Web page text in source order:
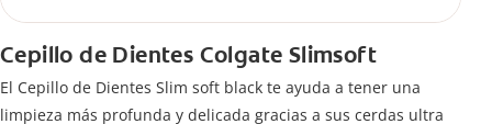
Cepillo de Dientes Colgate Slimsoft
El Cepillo de Dientes Slim soft black te ayuda a tener una
limpieza más profunda y delicada gracias a sus cerdas ultra